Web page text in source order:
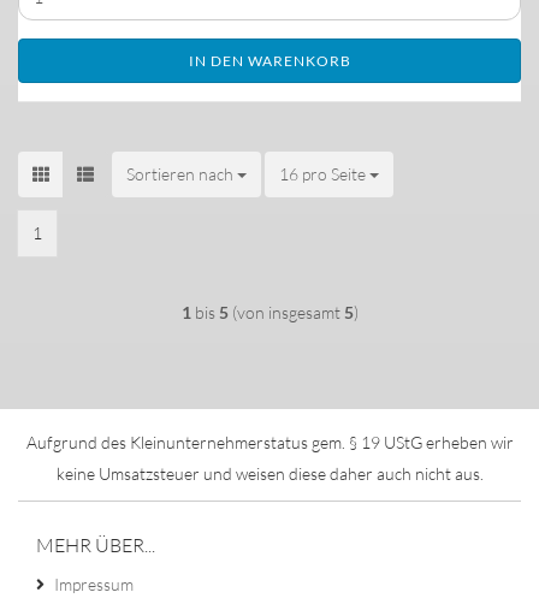
IN DEN WARENKORB
Sortieren nach
Sortieren nach 16 pro Seite
pro Seite
1
1 bis 5(von insgesamt 5)
Aufgrund des Kleinunternehmerstatus gem. § 19 UStG erheben wir
keine Umsatzsteuer und weisen diese daher auch nicht aus.
MEHR ÜBER...
Impressum